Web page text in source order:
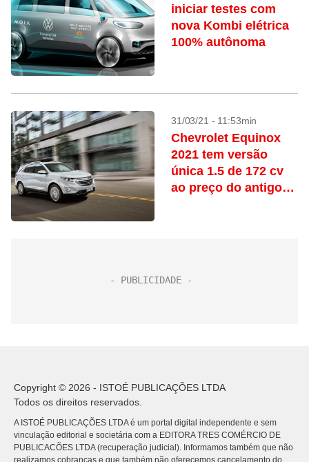
iniciar testes com
nova Kombi elétrica
100% autônoma
31/03/21 - 11:53min
Chevrolet Equinox
2021 tem versão
única 1.5 de 172 cv
ao preço do antigo
Copyright © 2026 - ISTOÉ PUBLICAÇÕES LTDA
Todos os direitos reservados.
A ISTOÉ PUBLICAÇÕES LTDA é um portal digital independente e sem
vinculação editorial e societária com a EDITORA TRES COMÉRCIO DE
PUBLICACÕES LTDA (recuperação judicial). Informamos também que não
realizamos cobranças e que também não oferecemos cancelamento do